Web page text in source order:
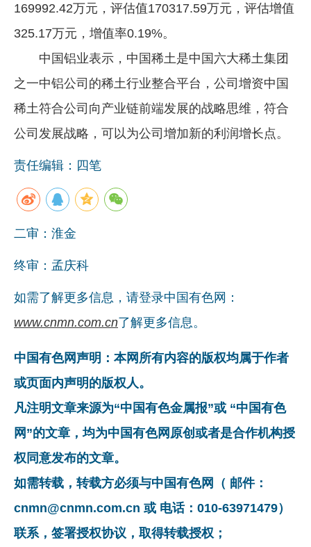
169992.42万元，评估值170317.59万元，评估增值
325.17万元，增值率0.19%。
中国铝业表示，中国稀土是中国六大稀土集团
之一中铝公司的稀土行业整合平台，公司增资中国
稀土符合公司向产业链前端发展的战略思维，符合
公司发展战略，可以为公司增加新的利润增长点。
责任编辑：四笔
二审：淮金
终审：孟庆科
如需了解更多信息，请登录中国有色网：
www.cnmn.com.cn了解更多信息。
中国有色网声明：本网所有内容的版权均属于作者
或页面内声明的版权人。
凡注明文章来源为“中国有色金属报”或 “中国有色
网”的文章，均为中国有色网原创或者是合作机构授
权同意发布的文章。
如需转载，转载方必须与中国有色网（ 邮件：
cnmn@cnmn.com.cn 或 电话：010-63971479）
联系，签署授权协议，取得转载授权；